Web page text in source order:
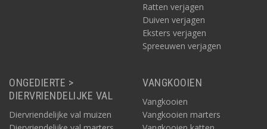
Ratten verjagen
Duiven verjagen
Eksters verjagen
Spreeuwen verjagen
ONGEDIERTE >
DIERVRIENDELIJKE VAL
Diervriendelijke val muizen
VANGKOOIEN
Vangkooien
Vangkooien marters